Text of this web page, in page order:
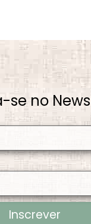
se no
Inscrever